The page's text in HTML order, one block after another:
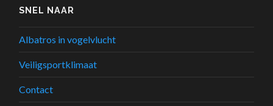
SNEL NAAR
Albatros in vogelvlucht
Veiligsportklimaat
Contact